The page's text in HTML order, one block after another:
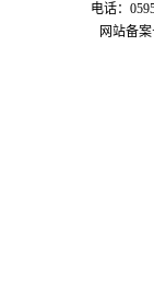
电话：0595-
网站备